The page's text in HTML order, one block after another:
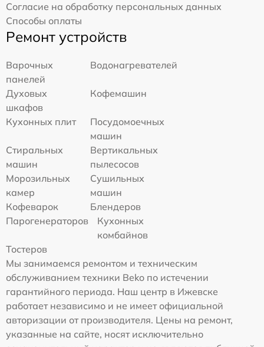
Согласие на обработку персональных данных
Способы оплаты
Ремонт устройств
Варочных
панелей
Водонагревателей
Духовых
шкафов
Кофемашин
Кухонных плит
Посудомоечных
машин
Стиральных
машин
Вертикальных
пылесосов
Морозильных
камер
Сушильных
машин
Кофеварок
Блендеров
Парогенераторов
Кухонных
комбайнов
Тостеров
Мы занимаемся ремонтом и техническим
обслуживанием техники Beko по истечении
гарантийного периода. Наш центр в Ижевске
работает независимо и не имеет официальной
авторизации от производителя. Цены на ремонт,
указанные на сайте, носят исключительно